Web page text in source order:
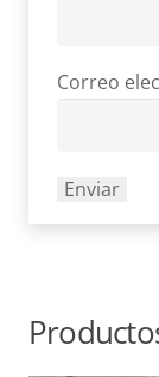
Correo